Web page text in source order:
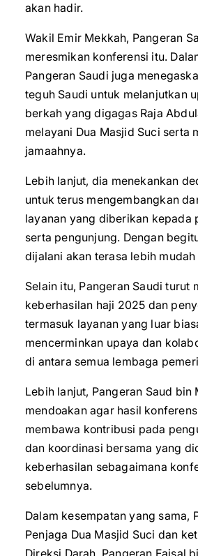
akan hadir.
Wakil Emir Mekkah, Pangeran
meresmikan konferensi itu.
Pangeran Saudi juga
teguh Saudi untuk melanjutkan
berkah yang digagas Raja
melayani Dua Masjid Suci serta
jamaahnya.
Lebih lanjut, dia menekankan
untuk terus mengembangkan
layanan yang diberikan kepada
serta pengunjung. Dengan
dijalani akan terasa lebih
Selain itu, Pangeran Saudi turut
keberhasilan haji 2025 dan
termasuk layanan yang luar
mencerminkan upaya dan
di antara semua lembaga
Lebih lanjut, Pangeran Saud bin
mendoakan agar hasil
membawa kontribusi pada
dan koordinasi bersama yang
keberhasilan sebagaimana
sebelumnya.
Dalam kesempatan yang sama,
Penjaga Dua Masjid Suci dan
Direksi Darah, Pangeran Faisal